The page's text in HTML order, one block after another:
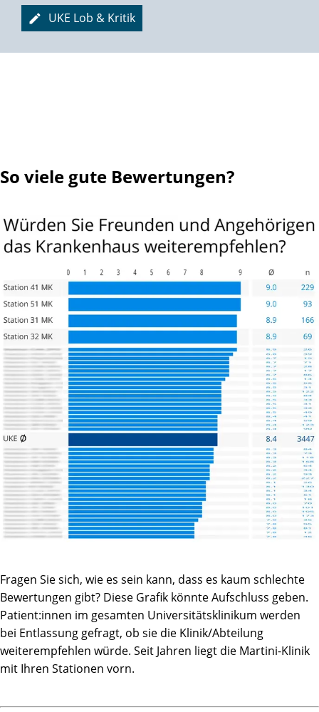
UKE Lob & Kritik
So viele gute Bewertungen?
Fragen Sie sich, wie es sein kann, dass es kaum schlechte
Bewertungen gibt? Diese Grafik könnte Aufschluss geben.
Patient:innen im gesamten Universitätsklinikum werden
bei Entlassung gefragt, ob sie die Klinik/Abteilung
weiterempfehlen würde. Seit Jahren liegt die Martini-Klinik
mit Ihren Stationen vorn.